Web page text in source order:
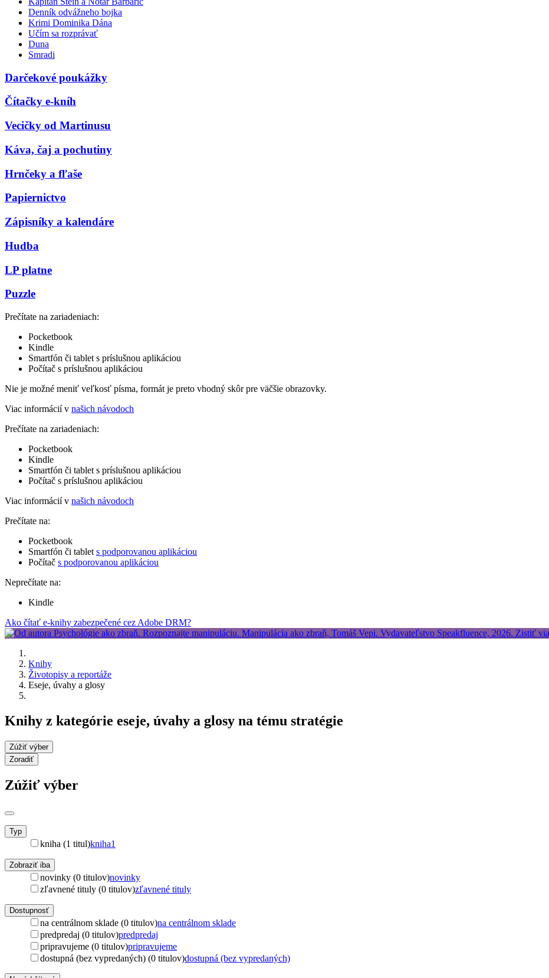
Denník odvážneho bojka
Krimi Dominika Dána
Učím sa rozprávať
Duna
Smradi
Darčekové poukážky
Čítačky e-kníh
Vecičky od Martinusu
Káva, čaj a pochutiny
Hrnčeky a fľaše
Papiernictvo
Zápisníky a kalendáre
Hudba
LP platne
Puzzle
Prečítate na zariadeniach:
Pocketbook
Kindle
Smartfón či tablet s príslušnou aplikáciou
Počítač s príslušnou aplikáciou
Nie je možné meniť veľkosť písma, formát je preto vhodný skôr pre väčšie obrazovky.
Viac informácií v našich návodoch
Prečítate na zariadeniach:
Pocketbook
Kindle
Smartfón či tablet s príslušnou aplikáciou
Počítač s príslušnou aplikáciou
Viac informácií v našich návodoch
Prečítate na:
Pocketbook
Smartfón či tablet s podporovanou aplikáciou
Počítač s podporovanou aplikáciou
Neprečítate na:
Kindle
Ako čítať e-knihy zabezpečené cez Adobe DRM?
Knihy
Životopisy a reportáže
Eseje, úvahy a glosy
Knihy z kategórie eseje, úvahy a glosy na tému stratégie
Zúžiť výber
Zoradiť
Zúžiť výber
Typ
kniha (1 titul)kniha1
Zobraziť iba
novinky (0 titulov)novinky
zľavnené tituly (0 titulov)zľavnené tituly
Dostupnosť
na centrálnom sklade (0 titulov)na centrálnom sklade
predpredaj (0 titulov)predpredaj
pripravujeme (0 titulov)pripravujeme
dostupná (bez vypredaných) (0 titulov)dostupná (bez vypredaných)